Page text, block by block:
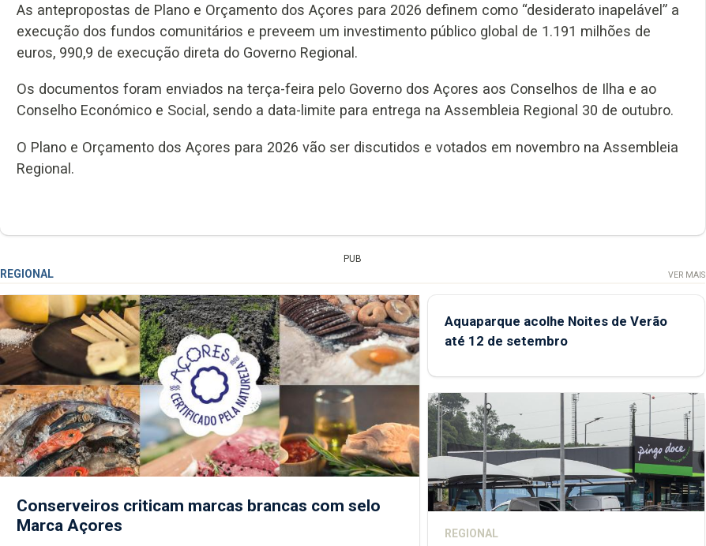
As antepropostas de Plano e Orçamento dos Açores para 2026 definem como “desiderato inapelável” a
execução dos fundos comunitários e preveem um investimento público global de 1.191 milhões de
euros, 990,9 de execução direta do Governo Regional.
Os documentos foram enviados na terça-feira pelo Governo dos Açores aos Conselhos de Ilha e ao
Conselho Económico e Social, sendo a data-limite para entrega na Assembleia Regional 30 de outubro.
O Plano e Orçamento dos Açores para 2026 vão ser discutidos e votados em novembro na Assembleia
Regional.
PUB
REGIONAL VER MAIS
Conserveiros criticam marcas brancas com selo
Marca Açores
Aquaparque acolhe Noites de Verão
até 12 de setembro
REGIONAL